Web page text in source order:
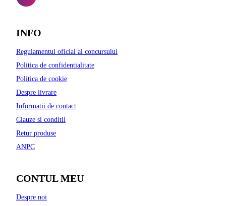
INFO
Regulamentul oficial al concursului
Politica de confidentialitate
Politica de cookie
Despre livrare
Informatii de contact
Clauze si conditii
Retur produse
ANPC
CONTUL MEU
Despre noi